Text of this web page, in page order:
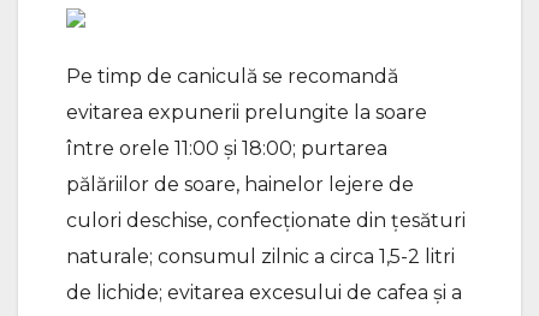
Pe timp de caniculă se recomandă
evitarea expunerii prelungite la soare
între orele 11:00 și 18:00; purtarea
pălăriilor de soare, hainelor lejere de
culori deschise, confecționate din țesături
naturale; consumul zilnic a circa 1,5-2 litri
de lichide; evitarea excesului de cafea și a